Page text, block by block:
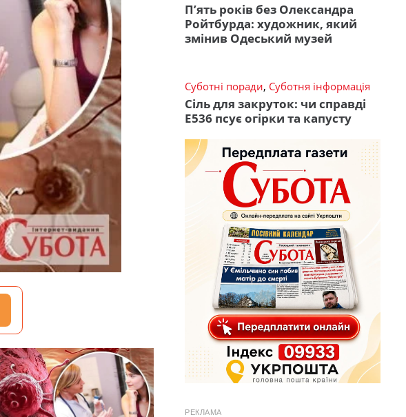
П’ять років без Олександра
Ройтбурда: художник, який
змінив Одеський музей
Суботні поради, Суботня інформація
Сіль для закруток: чи справді
Е536 псує огірки та капусту
РЕКЛАМА